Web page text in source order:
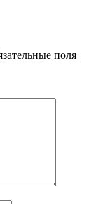
поля